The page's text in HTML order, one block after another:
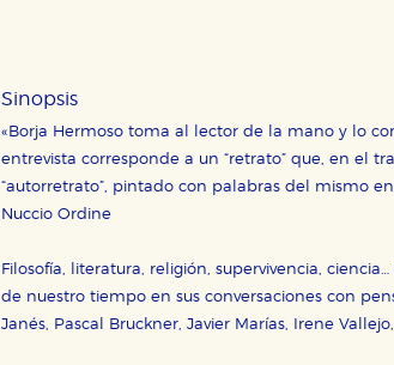
Sinopsis
«Borja Hermoso toma al lector de la mano y lo
entrevista corresponde a un “retrato” que, en el
“autorretrato”, pintado con palabras del mismo
Nuccio Ordine
Filosofía, literatura, religión, supervivencia,
de nuestro tiempo en sus conversaciones con
Janés, Pascal Bruckner, Javier Marías, Irene
hacerlo desde el navegador, pero en
Cookies de rendimiento y analíticas
Estas cookies se utilizan para
configuraciones de servicios para que
tanto, es anónima.
Estas cookies son gestionadas por
otros sitios. No almacenan